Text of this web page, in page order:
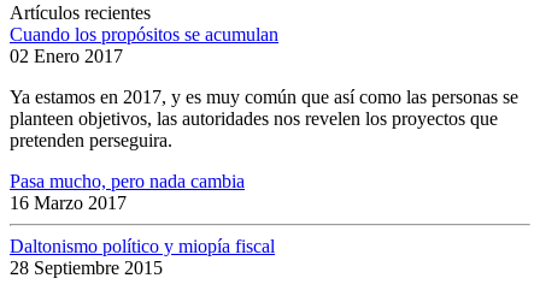
Artículos recientes
Cuando los propósitos se acumulan
02 Enero 2017
Ya estamos en 2017, y es muy común que así como las personas se
planteen objetivos, las autoridades nos revelen los proyectos que
pretenden perseguira.
Pasa mucho, pero nada cambia
16 Marzo 2017
Daltonismo político y miopía fiscal
28 Septiembre 2015